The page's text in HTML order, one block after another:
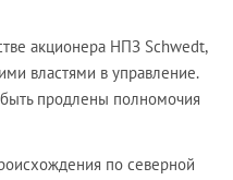
акционера НПЗ Schwedt,
властями в управление.
быть продлены полномочия
по северной